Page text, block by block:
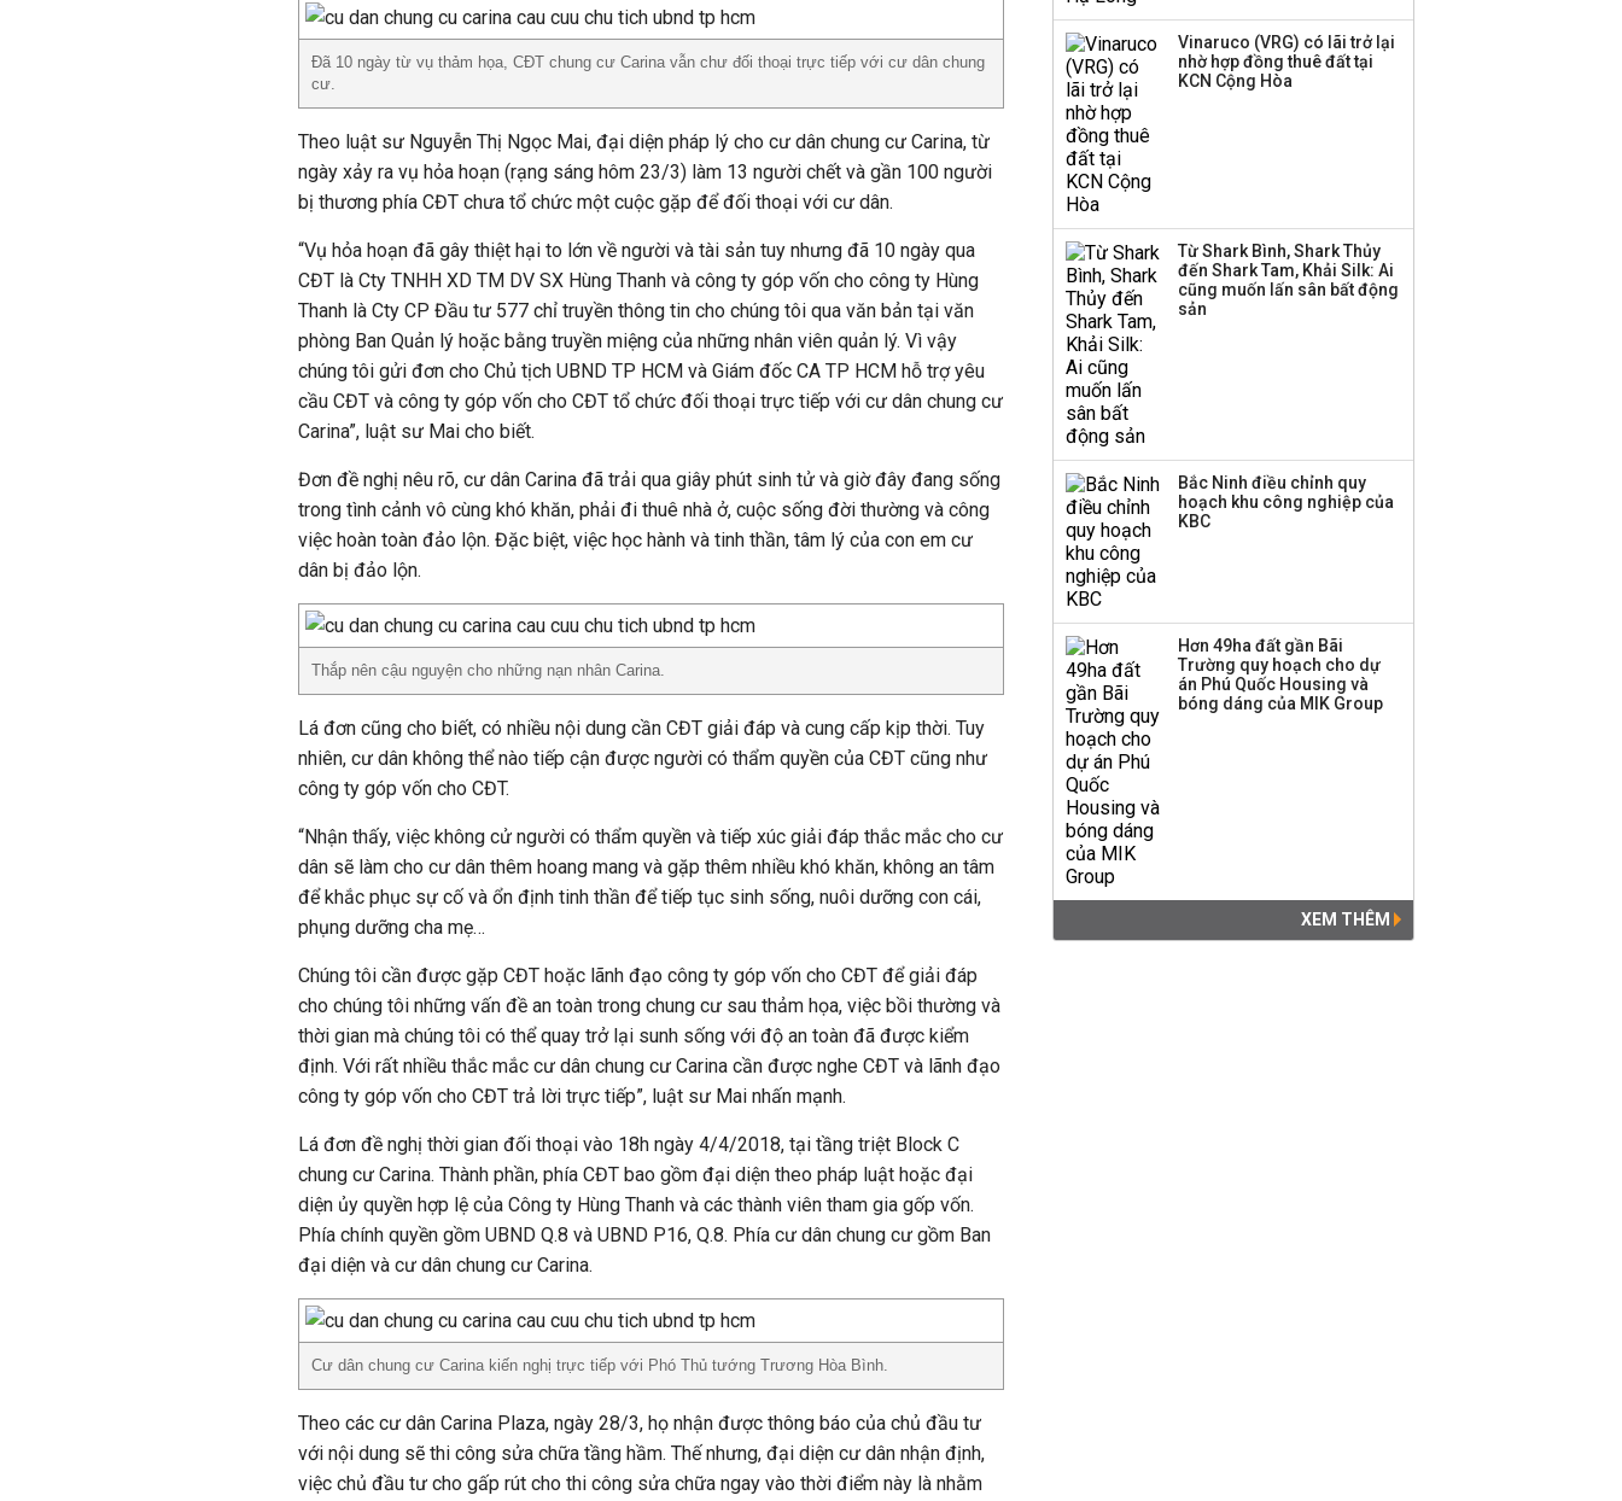
Đã 10 ngày từ vụ thảm họa, CĐT chung cư Carina vẫn chư đối thoại trực tiếp với cư dân chung
cư.
Theo luật sư Nguyễn Thị Ngọc Mai, đại diện pháp lý cho cư dân chung cư Carina, từ
ngày xảy ra vụ hỏa hoạn (rạng sáng hôm 23/3) làm 13 người chết và gần 100 người
bị thương phía CĐT chưa tổ chức một cuộc gặp để đối thoại với cư dân.
“Vụ hỏa hoạn đã gây thiệt hại to lớn về người và tài sản tuy nhưng đã 10 ngày qua
CĐT là Cty TNHH XD TM DV SX Hùng Thanh và công ty góp vốn cho công ty Hùng
Thanh là Cty CP Đầu tư 577 chỉ truyền thông tin cho chúng tôi qua văn bản tại văn
phòng Ban Quản lý hoặc bằng truyền miệng của những nhân viên quản lý. Vì vậy
chúng tôi gửi đơn cho Chủ tịch UBND TP HCM và Giám đốc CA TP HCM hỗ trợ yêu
cầu CĐT và công ty góp vốn cho CĐT tổ chức đối thoại trực tiếp với cư dân chung cư
Carina”, luật sư Mai cho biết.
Đơn đề nghị nêu rõ, cư dân Carina đã trải qua giây phút sinh tử và giờ đây đang sống
trong tình cảnh vô cùng khó khăn, phải đi thuê nhà ở, cuộc sống đời thường và công
việc hoàn toàn đảo lộn. Đặc biệt, việc học hành và tinh thần, tâm lý của con em cư
dân bị đảo lộn.
Thắp nên cậu nguyện cho những nạn nhân Carina.
Lá đơn cũng cho biết, có nhiều nội dung cần CĐT giải đáp và cung cấp kịp thời. Tuy
nhiên, cư dân không thể nào tiếp cận được người có thẩm quyền của CĐT cũng như
công ty góp vốn cho CĐT.
“Nhận thấy, việc không cử người có thẩm quyền và tiếp xúc giải đáp thắc mắc cho cư
dân sẽ làm cho cư dân thêm hoang mang và gặp thêm nhiều khó khăn, không an tâm
để khắc phục sự cố và ổn định tinh thần để tiếp tục sinh sống, nuôi dưỡng con cái,
phụng dưỡng cha mẹ…
Chúng tôi cần được gặp CĐT hoặc lãnh đạo công ty góp vốn cho CĐT để giải đáp
cho chúng tôi những vấn đề an toàn trong chung cư sau thảm họa, việc bồi thường và
thời gian mà chúng tôi có thể quay trở lại sunh sống với độ an toàn đã được kiểm
định. Với rất nhiều thắc mắc cư dân chung cư Carina cần được nghe CĐT và lãnh đạo
công ty góp vốn cho CĐT trả lời trực tiếp”, luật sư Mai nhấn mạnh.
Lá đơn đề nghị thời gian đối thoại vào 18h ngày 4/4/2018, tại tầng triệt Block C
chung cư Carina. Thành phần, phía CĐT bao gồm đại diện theo pháp luật hoặc đại
diện ủy quyền hợp lệ của Công ty Hùng Thanh và các thành viên tham gia gốp vốn.
Phía chính quyền gồm UBND Q.8 và UBND P16, Q.8. Phía cư dân chung cư gồm Ban
đại diện và cư dân chung cư Carina.
Cư dân chung cư Carina kiến nghị trực tiếp với Phó Thủ tướng Trương Hòa Bình.
Theo các cư dân Carina Plaza, ngày 28/3, họ nhận được thông báo của chủ đầu tư
với nội dung sẽ thi công sửa chữa tầng hầm. Thế nhưng, đại diện cư dân nhận định,
việc chủ đầu tư cho gấp rút cho thi công sửa chữa ngay vào thời điểm này là nhằm
thanh lý toàn bộ cửa
hàng
Công ty 100 tỷ của
Huấn Hoa Hồng bỗng
dưng ‘biến mất’, một
Vinaruco (VRG) có lãi trở lại
nhờ hợp đồng thuê đất tại
KCN Cộng Hòa
Từ Shark Bình, Shark Thủy
đến Shark Tam, Khải Silk: Ai
cũng muốn lấn sân bất động
sản
Bắc Ninh điều chỉnh quy
hoạch khu công nghiệp của
KBC
Hơn 49ha đất gần Bãi
Trường quy hoạch cho dự
án Phú Quốc Housing và
bóng dáng của MIK Group
XEM THÊM